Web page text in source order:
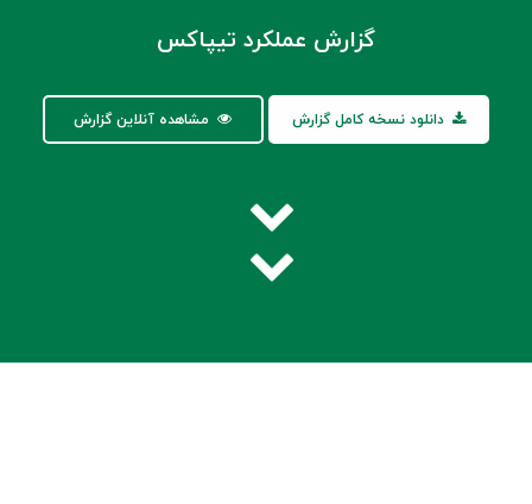
گزارش عملکرد تیپاکس
دانلود نسخه کامل گزارش مشاهده آنلاین گزارش